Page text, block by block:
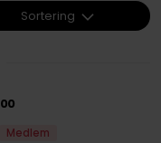
00
Medlem
Sortering